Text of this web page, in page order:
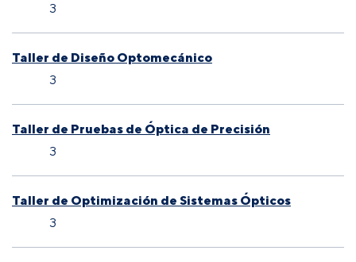
3
Taller de Diseño Optomecánico
3
Taller de Pruebas de Óptica de Precisión
3
Taller de Optimización de Sistemas Ópticos
3